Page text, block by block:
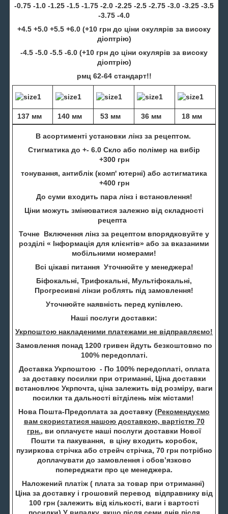
-0.75 -1.0 -1.25 -1.5 -1.75 -2.0 -2.25 -2.5 -2.75 -3.0 -3.25 -3.5
-3.75 -4.0
+4.5 +5.0 +5.5 +6.0 (+10 грн до ціни окулярів за високу
діоптрію)
-4.5 -5.0 -5.5 -6.0 (+10 грн до ціни окулярів за високу
діоптрію)
рмц 62-64 стандарт!!
137 мм 140 мм 53 мм 36 мм 18 мм
В асортименті установки лінз за рецептом.
Стигматика до +- 6.0 Скло або полімер на вибір
+300 грн
тонування, антиблік (комп' ютерні) або астигматика
+400 грн
До суми входить пара лінз і встановлення!
Ціни можуть змінюватися залежно від складності
рецепта
Точне Включення лінз за рецептом впорядковуйте у
розділі « Інформація для клієнтів» або за вказаними
мобільними номерами!
Всі цікаві питання Уточнюйте у менеджера!
Біфокальні, Трифокальні, Мультіфокальні,
Прогресивні лінзи роблять під замовлення!
Уточнюйте наявність перед купівлею.
Наші послуги доставки:
Укрпоштою накладеними платежами не відправляємо!
Замовлення понад 1200 гривен йдуть безкоштовно по
100% передоплаті.
Доставка Укрпоштою - По 100% передоплаті, оплата
за доставку посилки при отриманні, Ціна доставки
встановлює Укрпочта, ціна залежить від розміру, ваги
посилки та дальності вітділень між містами!
Нова Пошта-Предоплата за доставку (Рекомендуємо
вам скористатися нашою доставкою, вартістю 70
грн., ви оплачуєте наші послуги доставки Нової
Пошти та пакування, в ціну входить коробок,
пузиркова стрічка або стрейч стрічка, 70 грн потрібно
доплачувати до замовлення і обов’язково
попереджати про це менеджера.
Наложений платіж ( плата за товар при отриманні)
Ціна за доставку і грошовий перевод відправнику від
100 грн (залежить від кількості, ваги і вартості
посилки) У випадку, якщо після семи днів після